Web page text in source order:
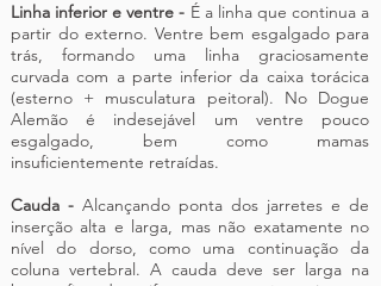
Linha inferior e ventre - É a linha que continua a
partir do externo. Ventre bem esgalgado para
trás, formando uma linha graciosamente
curvada com a parte inferior da caixa torácica
(esterno + musculatura peitoral). No Dogue
Alemão é indesejável um ventre pouco
esgalgado, bem como mamas
insuficientemente retraídas.
Cauda - Alcançando ponta dos jarretes e de
inserção alta e larga, mas não exatamente no
nível do dorso, como uma continuação da
coluna vertebral. A cauda deve ser larga na